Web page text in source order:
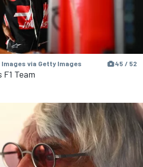
via Getty Images 45 / 52
F1 Team